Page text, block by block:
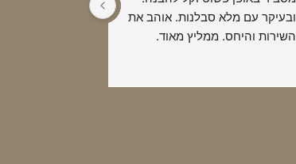
השירות והיחס. ממליץ מאוד.